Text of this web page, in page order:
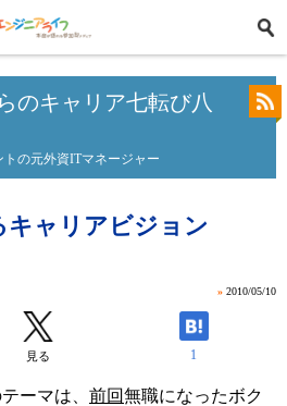
のキャリア七転び八
の元外資ITマネージャー
ャリアビジョン
» 2010/05/10
見る 1
ーマは、 前回無職になったボク